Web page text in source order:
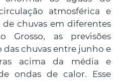
atmosférica e
chuvas em diferentes
Grosso, as previsões
chuvas entre junho e
acima da média e
ondas de calor. Esse